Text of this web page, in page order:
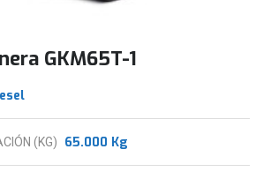
GKM65T-1
(KG) 65.000 Kg